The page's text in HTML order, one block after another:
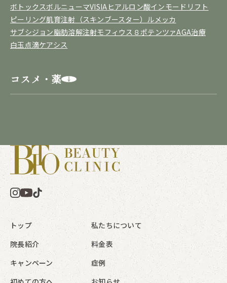
ボトックスボルニューマVISIA ヒアルロン酸インモードリフト
ピーリング肌育注射（スキンブースター） ルメッカ
サブシジョン脂肪溶解注射モフィウス８ポテンツァAGA治療
白玉点滴ケアシス
コスメ・薬
トップ
私たちについて
院長紹介
料金表
キャンペーン
症例